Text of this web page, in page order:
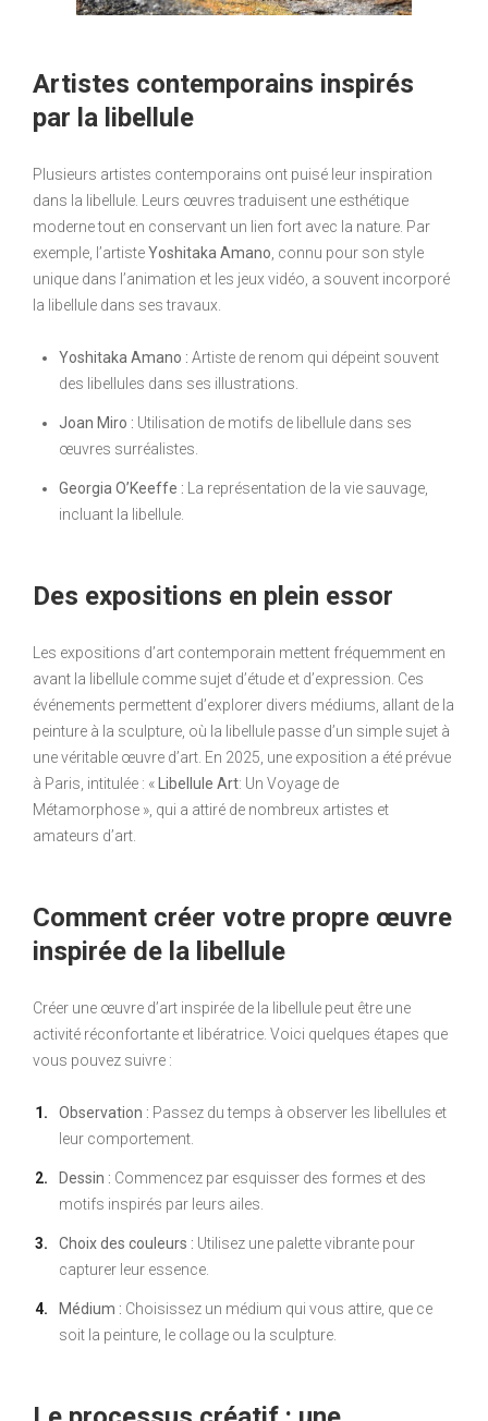
Artistes contemporains inspirés
par la libellule
Plusieurs artistes contemporains ont puisé leur inspiration
dans la libellule. Leurs œuvres traduisent une esthétique
moderne tout en conservant un lien fort avec la nature. Par
exemple, l’artisteYoshitaka Amano , connu pour son style
unique dans l’animation et les jeux vidéo, a souvent incorporé
la libellule dans ses travaux.
Yoshitaka Amano : Artiste de renom qui dépeint souvent
des libellules dans ses illustrations.
Joan Miro : Utilisation de motifs de libellule dans ses
œuvres surréalistes.
Georgia O’Keeffe : La représentation de la vie sauvage,
incluant la libellule.
Des expositions en plein essor
Les expositions d’art contemporain mettent fréquemment en
avant la libellule comme sujet d’étude et d’expression. Ces
événements permettent d’explorer divers médiums, allant de la
peinture à la sculpture, où la libellule passe d’un simple sujet à
une véritable œuvre d’art. En 2025, une exposition a été prévue
à Paris, intitulée : «Libellule Art: Un Voyage de
Métamorphose », qui a attiré de nombreux artistes et
amateurs d’art.
Comment créer votre propre œuvre
inspirée de la libellule
Créer une œuvre d’art inspirée de la libellule peut être une
activité réconfortante et libératrice. Voici quelques étapes que
vous pouvez suivre :
Observation : Passez du temps à observer les libellules et
leur comportement.
Dessin : Commencez par esquisser des formes et des
motifs inspirés par leurs ailes.
Choix des couleurs : Utilisez une palette vibrante pour
capturer leur essence.
Médium : Choisissez un médium qui vous attire, que ce
soit la peinture, le collage ou la sculpture.